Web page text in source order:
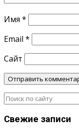
Имя *
Email *
Сайт
Свежие записи